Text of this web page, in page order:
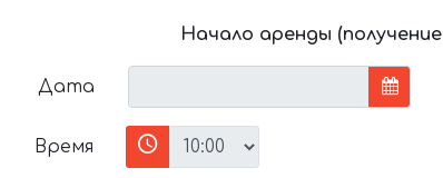
Начало аренды
Дата
Время